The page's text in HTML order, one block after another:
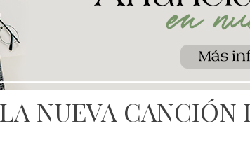
NUEVA CANCIÓN